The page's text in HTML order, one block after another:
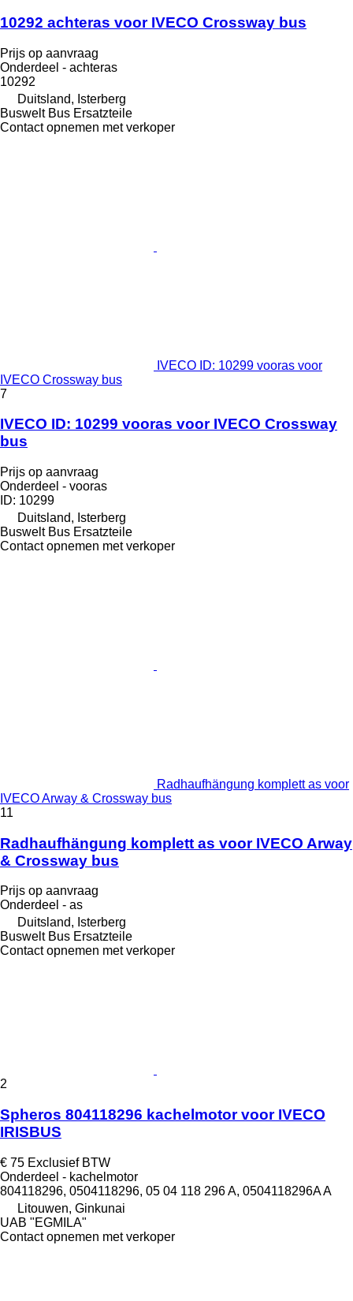
10292 achteras voor IVECO Crossway bus
Prijs op aanvraag
Onderdeel - achteras
10292
Duitsland, Isterberg
Buswelt Bus Ersatzteile
Contact opnemen met verkoper
IVECO ID: 10299 vooras voor
IVECO Crossway bus
7
IVECO ID: 10299 vooras voor IVECO Crossway
bus
Prijs op aanvraag
Onderdeel - vooras
ID: 10299
Duitsland, Isterberg
Buswelt Bus Ersatzteile
Contact opnemen met verkoper
Radhaufhängung komplett as voor
IVECO Arway & Crossway bus
11
Radhaufhängung komplett as voor IVECO Arway
& Crossway bus
Prijs op aanvraag
Onderdeel - as
Duitsland, Isterberg
Buswelt Bus Ersatzteile
Contact opnemen met verkoper
2
Spheros 804118296 kachelmotor voor IVECO
IRISBUS
€ 75 Exclusief BTW
Onderdeel - kachelmotor
804118296, 0504118296, 05 04 118 296 A, 0504118296A A
Litouwen, Ginkunai
UAB "EGMILA"
Contact opnemen met verkoper